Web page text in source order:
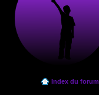
Index du forum